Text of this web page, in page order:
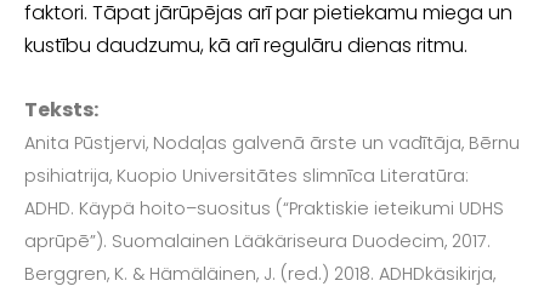
faktori. Tāpat jārūpējas arī par pietiekamu mie­ga un
kustību daudzumu, kā arī regulāru dienas ritmu.
Teksts:
Anita Pūstjervi, Nodaļas galvenā ārste un vadītāja, Bērnu
psihiatrija, Kuopio Universitātes slimnīca Literatūra:
ADHD. Käypä hoito–suositus (“Praktiskie ieteikumi UDHS
aprūpē”). Suomalainen Lääkäriseura Duodecim, 2017.
Berggren, K. & Hämäläinen, J. (red.) 2018. ADHD­käsikirja,